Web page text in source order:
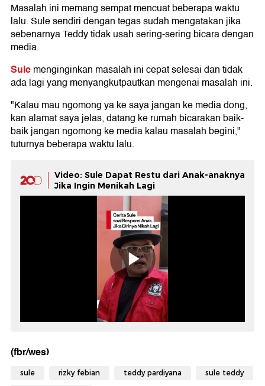
Masalah ini memang sempat mencuat beberapa waktu
lalu. Sule sendiri dengan tegas sudah mengatakan jika
sebenarnya Teddy tidak usah sering-sering bicara dengan
media.
Sulemenginginkan masalah ini cepat selesai dan tidak
ada lagi yang menyangkutpautkan mengenai masalah ini.
"Kalau mau ngomong ya ke saya jangan ke media dong,
kan alamat saya jelas, datang ke rumah bicarakan baik-
baik jangan ngomong ke media kalau masalah begini,"
tuturnya beberapa waktu lalu.
Video: Sule Dapat Restu dari Anak-anaknya
Jika Ingin Menikah Lagi
(fbr/wes)
sule rizky febian teddy pardiyana sule teddy